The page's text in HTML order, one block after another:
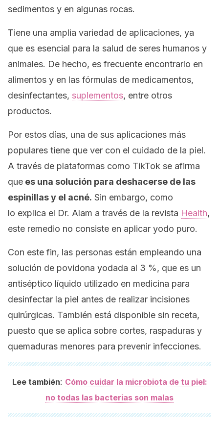
sedimentos y en algunas rocas.
Tiene una amplia variedad de aplicaciones, ya
que es esencial para la salud de seres humanos y
animales. De hecho, es frecuente encontrarlo en
alimentos y en las fórmulas de medicamentos,
desinfectantes, suplementos, entre otros
productos.
Por estos días, una de sus aplicaciones más
populares tiene que ver con el cuidado de la piel.
A través de plataformas como TikTok se afirma
que es una solución para deshacerse de las
espinillas y el acné. Sin embargo, como
lo explica el Dr. Alam a través de la revista Health,
este remedio no consiste en aplicar yodo puro.
Con este fin, las personas están empleando una
solución de povidona yodada al 3 %, que es un
antiséptico líquido utilizado en medicina para
desinfectar la piel antes de realizar incisiones
quirúrgicas. También está disponible sin receta,
puesto que se aplica sobre cortes, raspaduras y
quemaduras menores para prevenir infecciones.
Lee también: Cómo cuidar la microbiota de tu piel:
no todas las bacterias son malas